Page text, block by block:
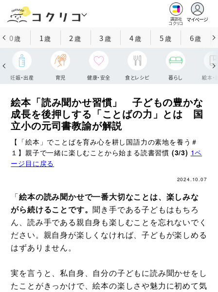
講談社
コクリコ
マイページ
0歳 1歳 2 歳 3歳 4歳 5歳 6歳
妊娠・出産 育児 健康・安全 食とレシピ 暮らし 絵本・
絵本「読み聞かせ習慣」 子どもの豊かな
成長を後押しする「ことばの力」とは 国
立小の元司書教諭が解説
【「絵本」でことばを育み心を耕し国語力の素地を養う＃
１】親子で一緒に楽しむことから始まる読書習慣 (3/3) 1ペ
ージ目に戻る
2024.10.07
「絵本の読み聞かせで一番大切なことは、楽しみな
がら続けることです。聞き手である子どもはもちろ
ん、読み手である親自身も楽しむことを忘れないでく
ださい。親自身が楽しくなければ、子どもが楽しめる
はずありません。
実を言うと、私自身、自分の子どもに読み聞かせをし
たことがきっかけで、絵本の楽しさや魅力に初めて気